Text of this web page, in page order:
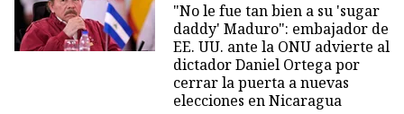
"No le fue tan bien a su 'sugar
daddy' Maduro": embajador de
EE. UU. ante la ONU advierte al
dictador Daniel Ortega por
cerrar la puerta a nuevas
elecciones en Nicaragua